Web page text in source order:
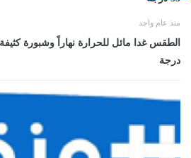
منذ عام واحد
درجة